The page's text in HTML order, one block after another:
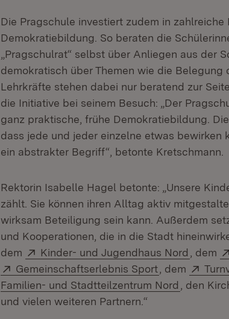
Die Pragschule investiert zudem in
Demokratiebildung. So beraten die
„Pragschulrat“ selbst über Anliegen aus der
demokratisch über Themen wie die
Lehrkräfte stehen dabei nur beratend zur
die Initiative bei seinem Besuch: „Der
ganz praktische, frühe Demokratiebildung.
dass jede und jeder einzelne etwas bewirken
ein abstrakter Begriff“, betonte Kretschmann.
Rektorin Isabelle Hagel betonte: „Unsere
zählt. Sie können ihren Alltag aktiv
wirksam Beteiligung sein kann. Außerdem
und Kooperationen, die in die Stadt
dem
Extern:
Kinder- und Jugendhaus Nord (Öffnet
, dem
Extern:
Gemeinschaftserlebnis Sport (Öffnet in
, dem
Familien- und Stadtteilzentrum Nord (Öffnet
, den
und vielen weiteren Partnern.“